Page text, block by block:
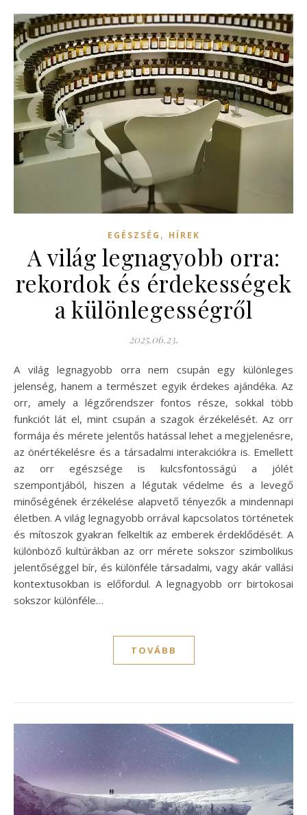
EGÉSZSÉG , HÍREK
A világ legnagyobb orra:
rekordok és érdekességek
a különlegességről
2025.06.23.
A világ legnagyobb orra nem csupán egy különleges
jelenség, hanem a természet egyik érdekes ajándéka. Az
orr, amely a légzőrendszer fontos része, sokkal több
funkciót lát el, mint csupán a szagok érzékelését. Az orr
formája és mérete jelentős hatással lehet a megjelenésre,
az önértékelésre és a társadalmi interakciókra is. Emellett
az orr egészsége is kulcsfontosságú a jólét
szempontjából, hiszen a légutak védelme és a levegő
minőségének érzékelése alapvető tényezők a mindennapi
életben. A világ legnagyobb orrával kapcsolatos történetek
és mítoszok gyakran felkeltik az emberek érdeklődését. A
különböző kultúrákban az orr mérete sokszor szimbolikus
jelentőséggel bír, és különféle társadalmi, vagy akár vallási
kontextusokban is előfordul. A legnagyobb orr birtokosai
sokszor különféle…
TOVÁBB